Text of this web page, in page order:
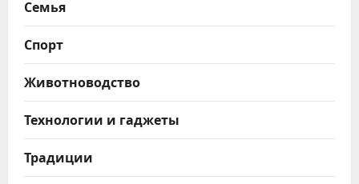
Семья
Спорт
Животноводство
Технологии и гаджеты
Традиции